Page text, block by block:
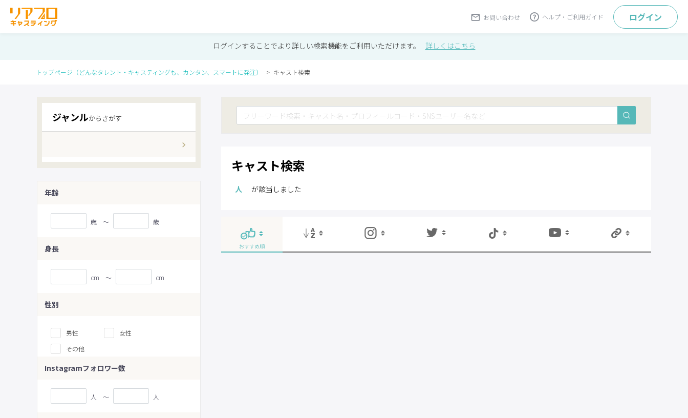
お問い合わせ ヘルプ・ご利用ガイド ログイン
ログインすることでより詳しい検索機能をご利用いただけます。 詳しくはこちら
トップページ （どんなタレント・キャスティングも、カンタン、スマートに発注） キャスト検索
ジャンルからさがす
年齢
歳 〜 歳
身長
cm 〜 cm
性別
男性
女性
その他
Instagramフォロワー数
人 〜 人
キャスト検索
人 が該当しました
おすすめ順